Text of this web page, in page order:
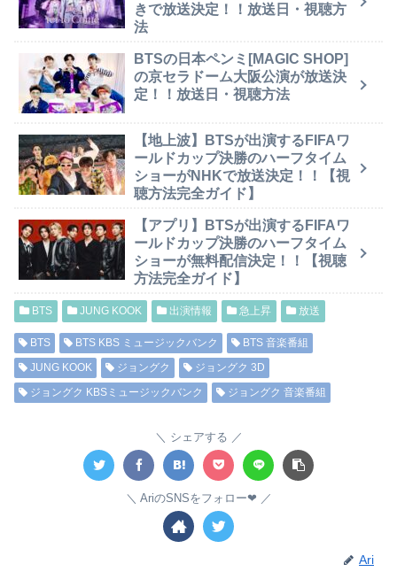
きで放送決定！！放送日・視聴方
法
BTSの日本ペンミ[MAGIC SHOP]
の京セラドーム大阪公演が放送決
定！！放送日・視聴方法
【地上波】BTSが出演するFIFAワ
ールドカップ決勝のハーフタイム
ショーがNHKで放送決定！！【視
聴方法完全ガイド】
【アプリ】BTSが出演するFIFAワ
ールドカップ決勝のハーフタイム
ショーが無料配信決定！！【視聴
方法完全ガイド】
BTS JUNG KOOK 出演情報 急上昇 放送
BTS BTS KBS ミュージックバンク
BTS 音楽番組
JUNG KOOK
ジョングク
ジョングク 3D
ジョングク KBSミュージックバンク
ジョングク 音楽番組
シェアする
AriのSNSをフォロー❤︎
Ari